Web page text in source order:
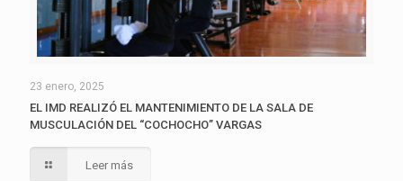
23 enero, 2025
EL IMD REALIZÓ EL MANTENIMIENTO DE LA SALA DE
MUSCULACIÓN DEL “COCHOCHO” VARGAS
Leer más